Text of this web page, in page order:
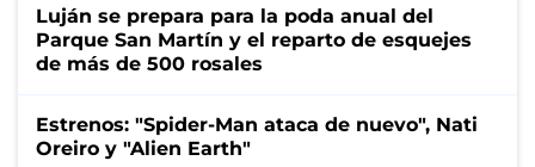
Luján se prepara para la poda anual del
Parque San Martín y el reparto de esquejes
de más de 500 rosales
Estrenos: "Spider-Man ataca de nuevo", Nati
Oreiro y "Alien Earth"